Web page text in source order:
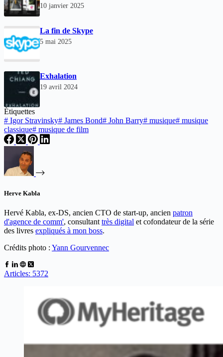
10 janvier 2025
La fin de Skype
5 mai 2025
Exhalation
19 avril 2024
Étiquettes
# Igor Stravinsky# James Bond# John Barry# musique# musique
classique# musique de film
Herve Kabla
Hervé Kabla, ex-DS, ancien CTO de start-up, ancien patron
d'agence de comm', consultant très digital et cofondateur de la série
des livres expliqués à mon boss.
Crédits photo : Yann Gourvennec
Articles: 5372